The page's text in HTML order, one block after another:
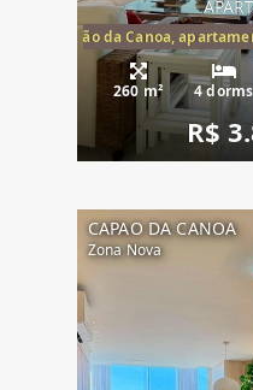
mar Capão da Canoa,
260 m² 4 dorms
R$
CAPAO DA CANOA
Zona Nova